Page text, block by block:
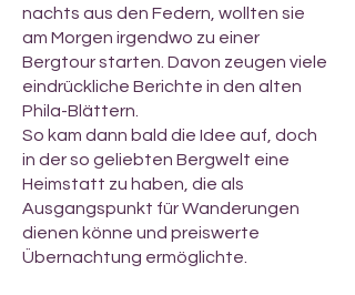
nachts aus den Federn, wollten sie
am Morgen irgendwo zu einer
Bergtour starten. Davon zeugen viele
eindrückliche Berichte in den alten
Phila-Blättern.
So kam dann bald die Idee auf, doch
in der so geliebten Bergwelt eine
Heimstatt zu haben, die als
Ausgangspunkt für Wanderungen
dienen könne und preiswerte
Übernachtung ermöglichte.